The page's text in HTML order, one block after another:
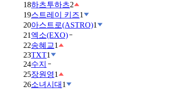
18하츠투하츠2
19스트레이 키즈1
20아스트로(ASTRO)1
21 엑소(EXO)
22송혜교1
23TXT1
24수지
25장원영1
26소녀시대 1